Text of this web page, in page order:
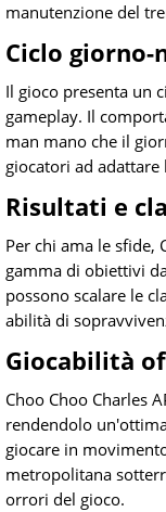
manutenzione del
Ciclo giorno-
Il gioco presenta un
gameplay. Il
man mano che il
giocatori ad adattare
Risultati e
Per chi ama le sfide,
gamma di obiettivi
possono scalare le
abilità di
Giocabilità
Choo Choo Charles
rendendolo
giocare in
metropolitana
orrori del gioco.